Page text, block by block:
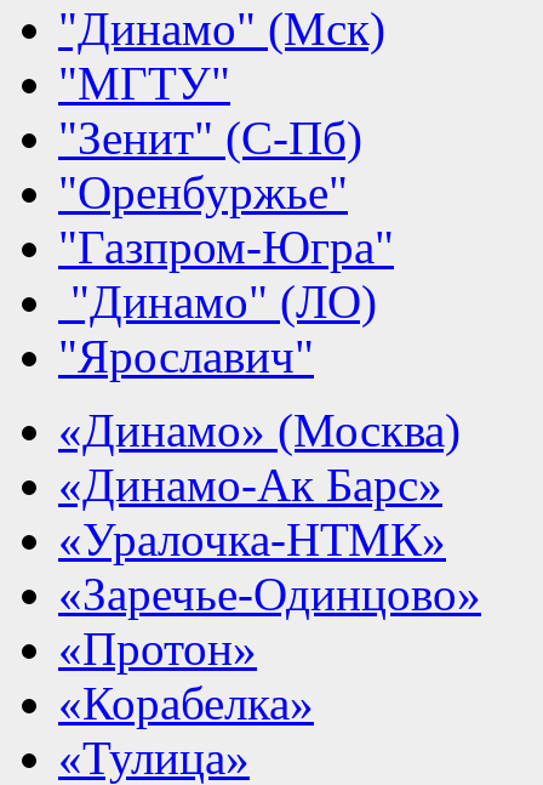
"Динамо" (Мск)
"МГТУ"
"Зенит" (С-Пб)
"Оренбуржье"
"Газпром-Югра"
"Динамо" (ЛО)
"Ярославич"
«Динамо» (Москва)
«Динамо-Ак Барс»
«Уралочка-НТМК»
«Заречье-Одинцово»
«Протон»
«Корабелка»
«Тулица»